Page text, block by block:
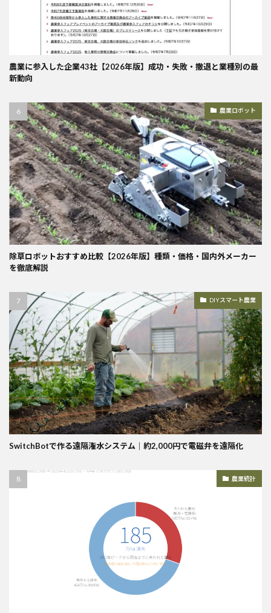
農業に参入した企業43社【2026年版】成功・失敗・撤退と業種別の最
新動向
農業ロボット
除草ロボットおすすめ比較【2026年版】種類・価格・国内外メーカー
を徹底解説
DIYスマート農業
SwitchBotで作る遠隔潅水システム｜約2,000円で電磁弁を遠隔化
農業統計